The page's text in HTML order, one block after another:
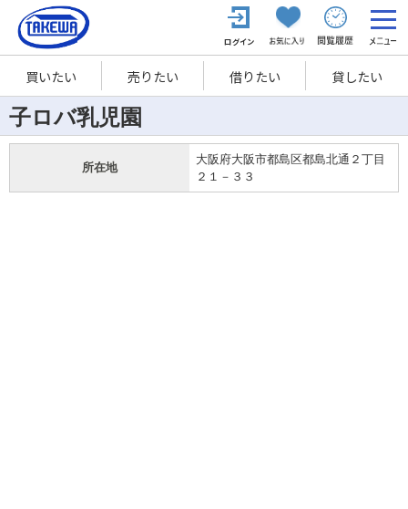
買いたい 売りたい 借りたい 貸したい
子ロバ乳児園
所在地
大阪府大阪市都島区都島北通２丁目
２１－３３